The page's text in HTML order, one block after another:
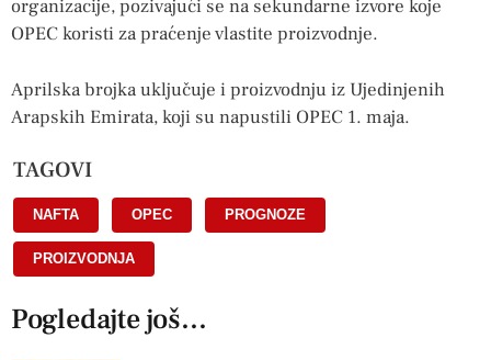
organizacije, pozivajući se na sekundarne izvore koje
OPEC koristi za praćenje vlastite proizvodnje.
Aprilska brojka uključuje i proizvodnju iz Ujedinjenih
Arapskih Emirata, koji su napustili OPEC 1. maja.
TAGOVI
NAFTA OPEC PROGNOZE
PROIZVODNJA
Pogledajte još...